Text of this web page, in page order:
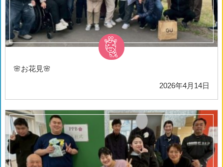
🌸お花見🌸
2026年4月14日